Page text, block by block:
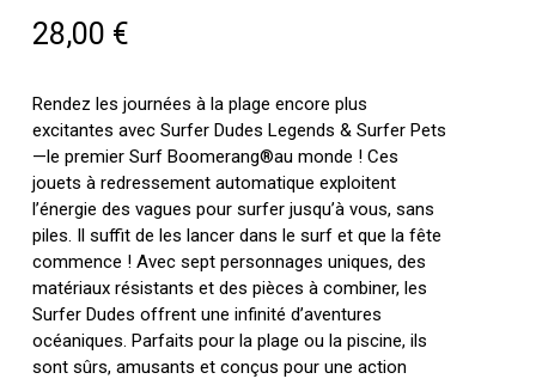
28,00 €
Rendez les journées à la plage encore plus
excitantes avec Surfer Dudes Legends & Surfer Pets
—le premier Surf Boomerang®au monde ! Ces
jouets à redressement automatique exploitent
l’énergie des vagues pour surfer jusqu’à vous, sans
piles. Il suffit de les lancer dans le surf et que la fête
commence ! Avec sept personnages uniques, des
matériaux résistants et des pièces à combiner, les
Surfer Dudes offrent une infinité d’aventures
océaniques. Parfaits pour la plage ou la piscine, ils
sont sûrs, amusants et conçus pour une action